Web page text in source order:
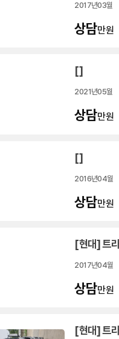
2017년03월
상담만원
[]
2021년05월
상담만원
[]
2016년04월
상담만원
[현대] 트
2017년04월
상담만원
[현대] 트